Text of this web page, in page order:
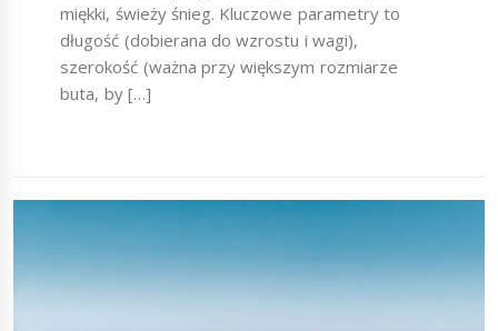
miękki, świeży śnieg. Kluczowe parametry to
długość (dobierana do wzrostu i wagi),
szerokość (ważna przy większym rozmiarze
buta, by […]